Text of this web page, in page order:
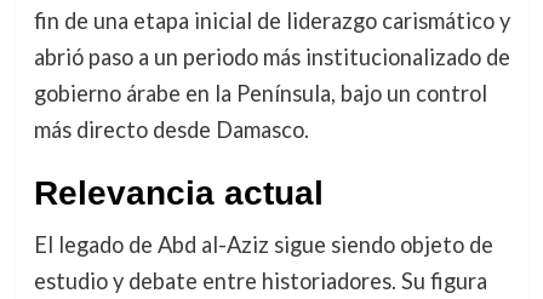
fin de una etapa inicial de liderazgo carismático y
abrió paso a un periodo más institucionalizado de
gobierno árabe en la Península, bajo un control
más directo desde Damasco.
Relevancia actual
El legado de Abd al-Aziz sigue siendo objeto de
estudio y debate entre historiadores. Su figura